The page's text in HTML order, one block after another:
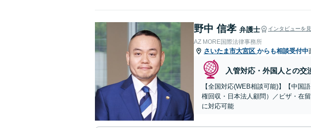
野中 信孝 弁護士 インタビューを
AZ MORE国際法律事務所
さいたま市大宮区 からも相談受付中
入管対応・外国人との交
【全国対応(WEB相談可能)】【中国
権回収・日本法人顧問）／ビザ・在
に対応可能